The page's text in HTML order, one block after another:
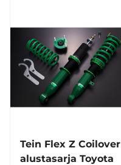
Tein Flex Z Coilover
alustasarja Toyota